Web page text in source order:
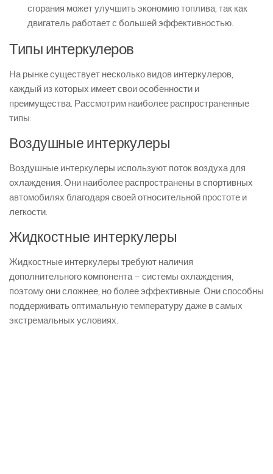
сгорания может улучшить экономию топлива, так как
двигатель работает с большей эффективностью.
Типы интеркулеров
На рынке существует несколько видов интеркулеров,
каждый из которых имеет свои особенности и
преимущества. Рассмотрим наиболее распространенные
типы:
Воздушные интеркулеры
Воздушные интеркулеры используют поток воздуха для
охлаждения. Они наиболее распространены в спортивных
автомобилях благодаря своей относительной простоте и
легкости.
Жидкостные интеркулеры
Жидкостные интеркулеры требуют наличия
дополнительного компонента – системы охлаждения,
поэтому они сложнее, но более эффективные. Они способны
поддерживать оптимальную температуру даже в самых
экстремальных условиях.